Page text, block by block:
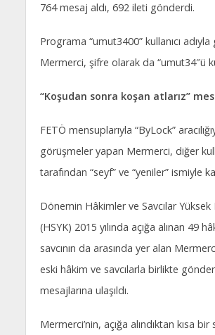
764 mesaj aldı, 692 ileti gönderdi.
Programa “umut3400” kullanıcı
Mermerci, şifre olarak da “umut34″ü
“Koşudan sonra koşan atlarız”
FETÖ mensuplarıyla “ByLock”
görüşmeler yapan Mermerci, diğer
tarafından “seyf” ve “yeniler” ismiyle
Dönemin Hâkimler ve Savcılar Yüksek
(HSYK) 2015 yılında açığa alınan 49
savcının da arasında yer alan
eski hâkim ve savcılarla birlikte
mesajlarına ulaşıldı.
Mermerci’nin, açığa alındıktan kısa